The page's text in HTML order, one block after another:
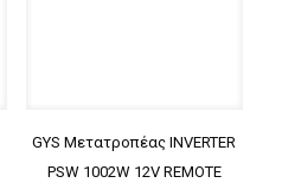
GYS Μετατροπέας INVERTER
PSW 1002W 12V REMOTE